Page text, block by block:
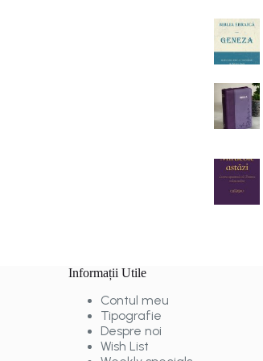
Informații Utile
Contul meu
Tipografie
Despre noi
Wish List